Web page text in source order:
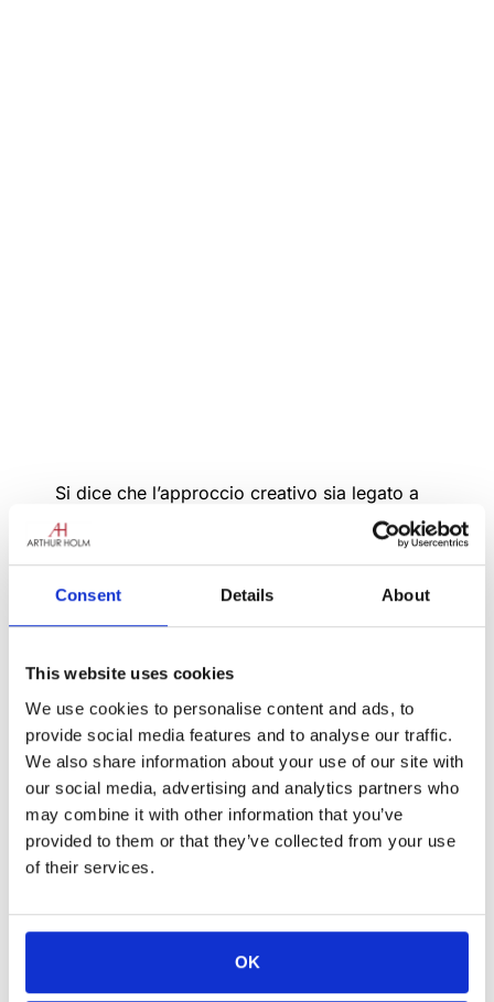
Consent Details About
This website uses cookies
We use cookies to personalise content and ads, to
provide social media features and to analyse our traffic.
We also share information about your use of our site with
our social media, advertising and analytics partners who
may combine it with other information that you’ve
provided to them or that they’ve collected from your use
of their services.
OK
Si dice che l’approccio creativo sia legato a
una caratteristica della personalità: la forza e
il coraggio di andare avanti. Il coraggio di
provare e di sbagliare. Il coraggio di cadere e
di rialzarsi. Di evolversi. Si dice anche che le
aziende debbano innovare continuamente per
Questo è il caso di Albiral. Abbiamo iniziato a
produrre monitor motorizzati per
l’integrazione dei mobili alla fine degli anni
Novanta. Questo monitor: progettato nei primi
anni 2000, questo monitor CRT motorizzato
era in anticipo sui tempi. Abbiamo capito
l’immagine!